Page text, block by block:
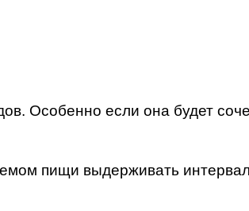
Особенно если она будет
пищи выдерживать